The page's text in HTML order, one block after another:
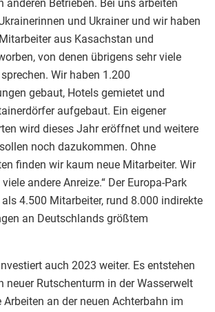
anderen Betrieben. Bei uns arbeiten
und Ukrainer und wir haben
aus Kasachstan und
von denen übrigens sehr viele
Wir haben 1.200
gebaut, Hotels gemietet und
aufgebaut. Ein eigener
wird dieses Jahr eröffnet und weitere
noch dazukommen. Ohne
finden wir kaum neue Mitarbeiter. Wir
andere Anreize.“ Der Europa-Park
4.500 Mitarbeiter, rund 8.000 indirekte
an Deutschlands größtem
auch 2023 weiter. Es entstehen
neuer Rutschenturm in der Wasserwelt
an der neuen Achterbahn im